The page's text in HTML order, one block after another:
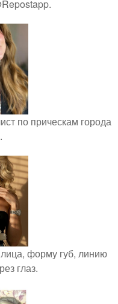
по прическам города
форму губ, линию
глаз.